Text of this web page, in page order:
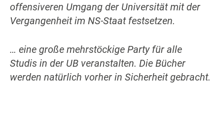
offensiveren Umgang der Universität mit der
Vergangenheit im NS-Staat festsetzen.
… eine große mehrstöckige Party für alle
Studis in der UB veranstalten. Die Bücher
werden natürlich vorher in Sicherheit gebracht.